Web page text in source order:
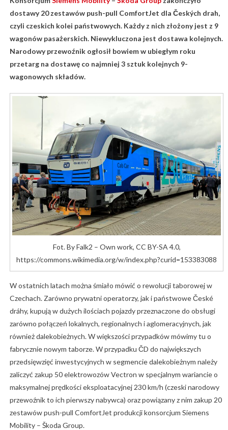
dostawy 20 zestawów push-pull ComfortJet dla Českých drah,
czyli czeskich kolei państwowych. Każdy z nich złożony jest z 9
wagonów pasażerskich. Niewykluczona jest dostawa kolejnych.
Narodowy przewoźnik ogłosił bowiem w ubiegłym roku
przetarg na dostawę co najmniej 3 sztuk kolejnych 9-
wagonowych składów.
Fot. By Falk2 – Own work, CC BY-SA 4.0,
https://commons.wikimedia.org/w/index.php?curid=153383088
W ostatnich latach można śmiało mówić o rewolucji taborowej w
Czechach. Zarówno prywatni operatorzy, jak i państwowe České
dráhy, kupują w dużych ilościach pojazdy przeznaczone do obsługi
zarówno połączeń lokalnych, regionalnych i aglomeracyjnych, jak
również dalekobieżnych. W większości przypadków mówimy tu o
fabrycznie nowym taborze. W przypadku ČD do największych
przedsięwzięć inwestycyjnych w segmencie dalekobieżnym należy
zaliczyć zakup 50 elektrowozów Vectron w specjalnym wariancie o
maksymalnej prędkości eksploatacyjnej 230 km/h (czeski narodowy
przewoźnik to ich pierwszy nabywca) oraz powiązany z nim zakup 20
zestawów push-pull ComfortJet produkcji konsorcjum Siemens
Mobility – Škoda Group.